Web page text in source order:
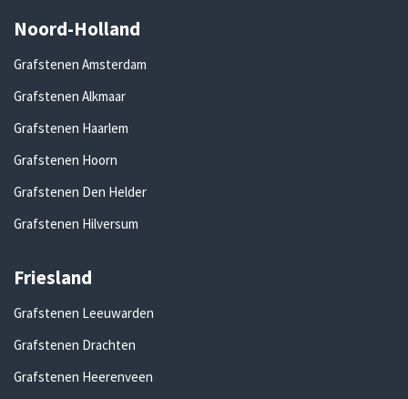
Noord-Holland
Grafstenen Amsterdam
Grafstenen Alkmaar
Grafstenen Haarlem
Grafstenen Hoorn
Grafstenen Den Helder
Grafstenen Hilversum
Friesland
Grafstenen Leeuwarden
Grafstenen Drachten
Grafstenen Heerenveen